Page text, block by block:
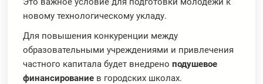
новому технологическому укладу.
Для повышения конкуренции между
образовательными учреждениями и привлечения
частного капитала будет внедреноподушевое
финансирование в городских школах.